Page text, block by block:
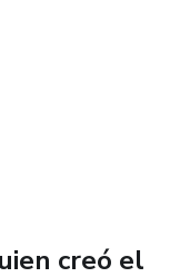
creó el